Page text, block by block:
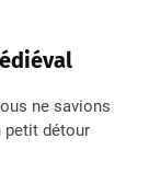
ne savions
petit détour